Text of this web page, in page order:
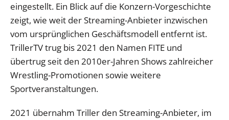
eingestellt. Ein Blick auf die Konzern-Vorgeschichte
zeigt, wie weit der Streaming-Anbieter inzwischen
vom ursprünglichen Geschäftsmodell entfernt ist.
TrillerTV trug bis 2021 den Namen FITE und
übertrug seit den 2010er-Jahren Shows zahlreicher
Wrestling-Promotionen sowie weitere
Sportveranstaltungen.
2021 übernahm Triller den Streaming-Anbieter, im